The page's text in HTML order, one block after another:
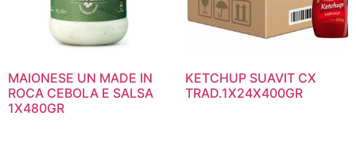
MAIONESE UN MADE IN
ROCA CEBOLA E SALSA
1X480GR
KETCHUP SUAVIT CX
TRAD.1X24X400GR